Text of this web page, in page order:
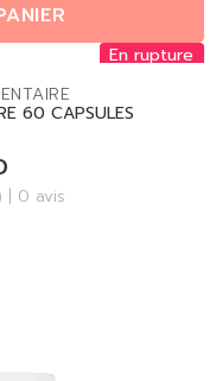
En rupture
60 CAPSULES
| 0 avis